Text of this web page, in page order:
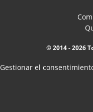
© 2014 - 2026
Gestionar el